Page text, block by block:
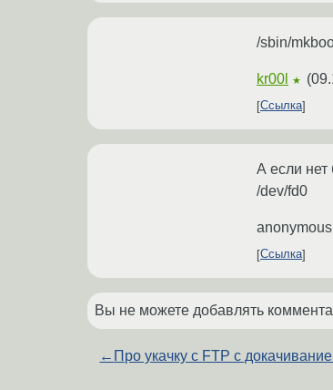
/sbin/
kr00l ★ (
Ссылка
А если нет
/dev/fd0
anonymous
Ссылка
Вы не можете добавлять
← Про укачку с FTP с